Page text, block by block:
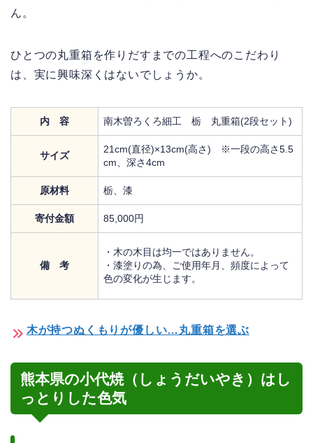
ん。
ひとつの丸重箱を作りだすまでの工程へのこだわり
は、実に興味深くはないでしょうか。
内 容 南木曽ろくろ細工 栃 丸重箱(2段セット)
サイズ
21cm(直径)×13cm(高さ) ※一段の高さ5.5
cm、深さ4cm
原材料 栃、漆
寄付金額 85,000円
備 考
・木の木目は均一ではありません。
・漆塗りの為、ご使用年月、頻度によって
色の変化が生じます。
木が持つぬくもりが優しい…丸重箱を選ぶ
熊本県の小代焼（しょうだいやき）はし
っとりした色気